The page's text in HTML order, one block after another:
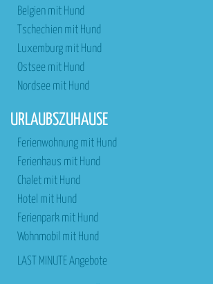
Belgien mit Hund
Tschechien mit Hund
Luxemburg mit Hund
Ostsee mit Hund
Nordsee mit Hund
URLAUBSZUHAUSE
Ferienwohnung mit Hund
Ferienhaus mit Hund
Chalet mit Hund
Hotel mit Hund
Ferienpark mit Hund
Wohnmobil mit Hund
LAST MINUTE Angebote